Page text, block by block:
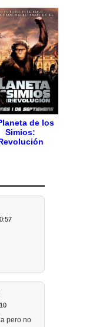
de los
Simios:
pero no